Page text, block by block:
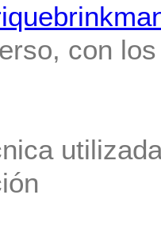
con